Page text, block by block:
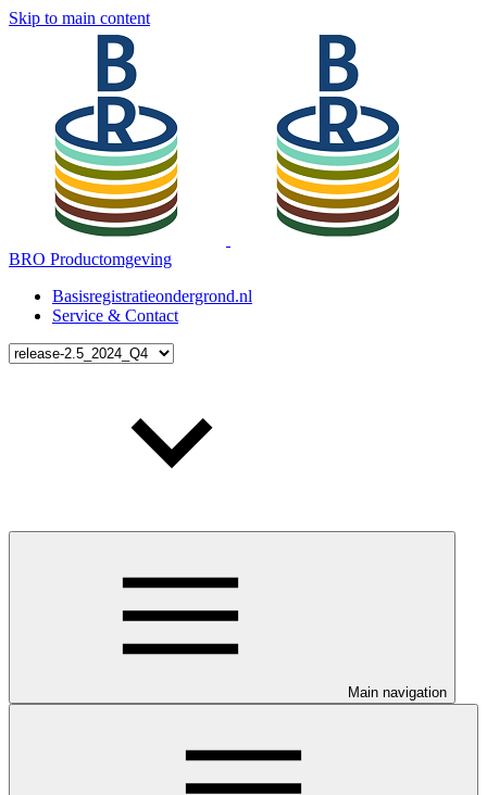
Skip to main content
BRO Productomgeving
Basisregistratieondergrond.nl
Service & Contact
Main navigation